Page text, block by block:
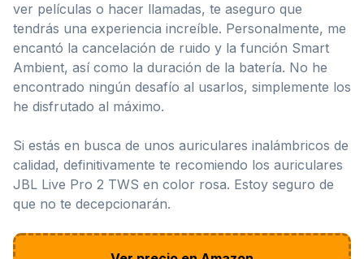
ver películas o hacer llamadas, te aseguro que
tendrás una experiencia increíble. Personalmente, me
encantó la cancelación de ruido y la función Smart
Ambient, así como la duración de la batería. No he
encontrado ningún desafío al usarlos, simplemente los
he disfrutado al máximo.
Si estás en busca de unos auriculares inalámbricos de
calidad, definitivamente te recomiendo los auriculares
JBL Live Pro 2 TWS en color rosa. Estoy seguro de
que no te decepcionarán.